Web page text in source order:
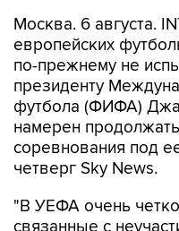
Москва. 6 августа.
европейских
по-прежнему не
президенту
футбола (ФИФА)
намерен
соревнования под
четверг Sky News.
"В УЕФА очень